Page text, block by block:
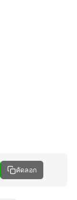
คัดลอก